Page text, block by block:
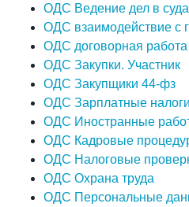
ОДС Ведение дел в
ОДС взаимодействие с
ОДС договорная работа
ОДС Закупки. Участник
ОДС Закупщики 44-фз
ОДС Зарплатные
ОДС Иностранные
ОДС Кадровые
ОДС Налоговые
ОДС Охрана труда
ОДС Персональные